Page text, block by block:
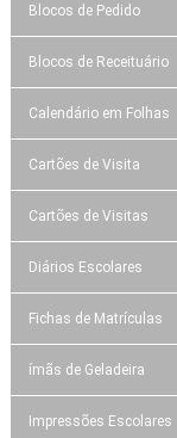
Blocos de Pedido
Blocos de Receituário
Calendário em Folhas
Cartões de Visita
Cartões de Visitas
Diários Escolares
Fichas de Matrículas
ímãs de Geladeira
Impressões Escolares